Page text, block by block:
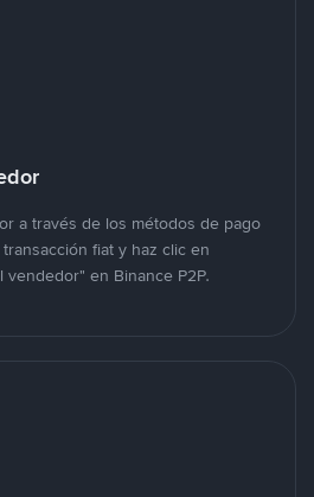
a través de los métodos de pago
fiat y haz clic en
vendedor" en Binance P2P.